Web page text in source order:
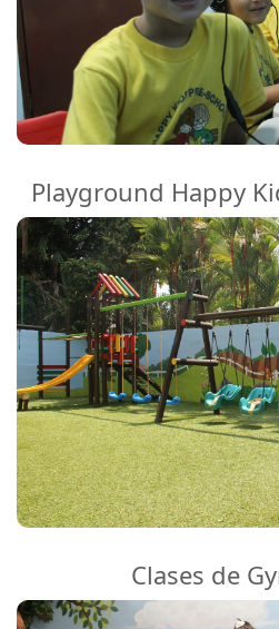
Playground Happy
Clases de